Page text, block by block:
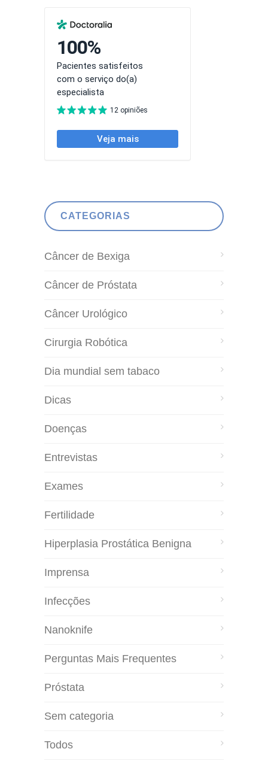
CATEGORIAS
Câncer de Bexiga
Câncer de Próstata
Câncer Urológico
Cirurgia Robótica
Dia mundial sem tabaco
Dicas
Doenças
Entrevistas
Exames
Fertilidade
Hiperplasia Prostática Benigna
Imprensa
Infecções
Nanoknife
Perguntas Mais Frequentes
Próstata
Sem categoria
Todos